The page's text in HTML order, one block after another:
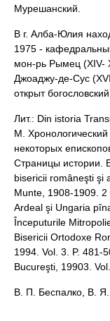
Мурешанский.
В г. Алба-Юлия
1975 -
мон-рь Рымец (XIV-
Джоаджу-де-Сус
открыт
Лит.: Din istoria
М.
некоторых
Страницы истории.
bisericii româneşti şi
Munte, 1908-1909.
Ardeal şi Ungaria
Începuturile
Bisericii Ortodoxe
1994. Vol. 3. P. 481-
Bucureşti, 19903. Vol.
В. П. Беспалко, В. Я.